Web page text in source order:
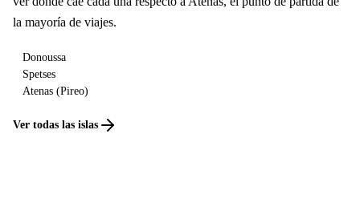
la mayoría de viajes.
Donoussa
Spetses
Atenas (Pireo)
Ver todas las islas